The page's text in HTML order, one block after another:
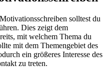
solltest du
Dies zeigt dem
mit welchem Thema du
mit dem Themengebiet des
ein größeres Interesse des
zu treten.